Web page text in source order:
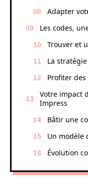
Adapter
Les codes,
Trouver et
La
Profiter
Votre impact
Impress
Bâtir une
Un modèle
Évolution